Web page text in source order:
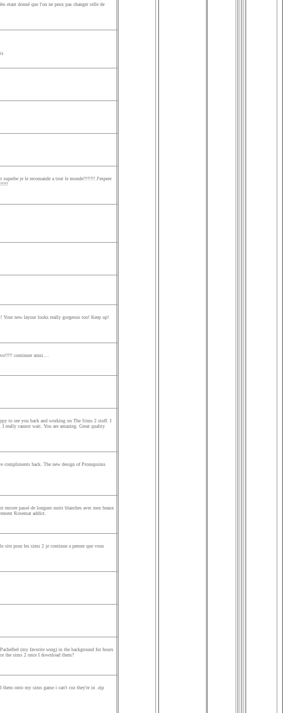
etant donné que l'on ne peux pas changer celle de
je le recomande a tout le monde!!!!!!!! J'espere
new layout looks really gorgeous too! Keep up!
continuer ainsi....
to see you back and working on The Sims 2 stuff. I
cannot wait. You are amazing. Great quality
back. The new design of Pronupsims
passé de longues nuits blanches avec mes beaux
Rosemat addict.
site pour les sims 2 je continue a penser que vous
(my favorite song) in the background for hours
the sims 2 once I download them?
onto my sims game i can't coz they're in .zip